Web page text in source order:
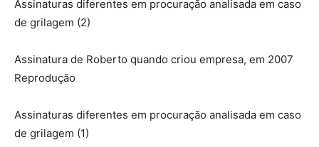
Assinaturas diferentes em procuração analisada em caso
de grilagem (2)
Assinatura de Roberto quando criou empresa, em 2007
Reprodução
Assinaturas diferentes em procuração analisada em caso
de grilagem (1)